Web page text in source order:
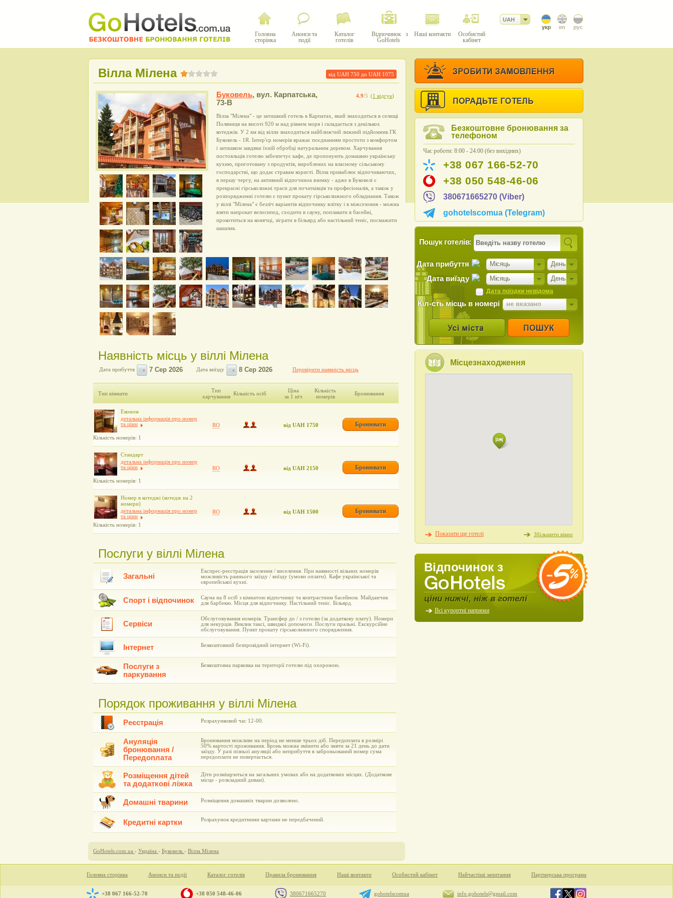
Головна
сторінка
Анонси та
події
Каталог
готелів
Відпочинок з
GoHotels
Наші контакти
Особистий
кабінет
UAH
від UAH750 до UAH 1075
Вілла Мілена
4.9/5 (1 відгук)
Буковель, вул. Карпатська,
73-В
Вілла "Мілена" - це затишний готель в Карпатах, який знаходиться в селищі
Поляниця на висоті 920 м над рівнем моря і складається з декількох
котеджів. У 2 км від вілли знаходиться найближчий лижний підйомник ГК
Буковель - 1R. Інтер'єр номерів вражає поєднанням простоти з комфортом
і затишком завдяки їхній обробці натуральним деревом. Харчування
постояльців готелю забезпечує кафе, де пропонують домашню українську
кухню, приготовану з продуктів, вироблених на власному сільському
господарстві, що додає стравам користі. Вілла приваблює відпочиваючих,
в першу чергу, на активний відпочинок взимку - адже в Буковелі є
прекрасні гірськолижні траси для початківців та професіоналів, а також у
розпорядженні готелю є пункт прокату гірськолижного обладнання. Також
у віллі "Мілена" є безліч варіантів відпочинку влітку і в міжсезоння - можна
взяти напрокат велосипед, сходити в сауну, поплавати в басейні,
прокотиться на конячці, зіграти в більярд або настільний теніс, посмажити
шашлик.
Наявність місць у віллі Мілена
Дата прибуття Дата виїзду Перевірити наявність місць
Тип кімнати
Тип
харчування Кількість осіб
Ціна
за 1 ніч
Кількість
номерів
Бронювання
Економ
детальна інформація про номер
та ціни
Кількість номерів: 1
RO від UAH 1750 Бронювати
Стандарт
детальна інформація про номер
та ціни
Кількість номерів: 1
RO від UAH 2150 Бронювати
Номер в котеджі (котедж на 2
номери)
детальна інформація про номер
та ціни
Кількість номерів: 1
RO від UAH 1500 Бронювати
Послуги у віллі Мілена
Загальні
Експрес-реєстрація заселення / виселення. При наявності вільних номерів
можливість раннього заїзду / виїзду (умови оплати). Кафе української та
європейської кухні.
Спорт і відпочинок
Сауна на 8 осіб з кімнатою відпочинку та контрастним басейном. Майданчик
для барбекю. Місця для відпочинку. Настільний теніс. Більярд.
Сервіси
Обслуговування номерів. Трансфер до / з готелю (за додаткову плату). Номери
для некурців. Виклик таксі, швидкої допомоги. Послуги пральні. Екскурсійне
обслуговування. Пункт прокату гірськолижного спорядження.
Інтернет Безкоштовний безпровідний інтернет (Wi-Fi).
Послуги з
паркування
Безкоштовна парковка на території готелю під охороною.
Порядок проживання у віллі Мілена
Реєстрація Розрахунковий час 12-00.
Ануляція
бронювання /
Передоплата
Бронювання можливе на період не менше трьох діб. Передоплата в розмірі
50% вартості проживання. Бронь можна змінити або зняти за 21 день до дати
заїзду. У разі пізньої ануляції або неприбуття в заброньований номер сума
передоплати не повертається.
Розміщення дітей
та додаткові ліжка
Діти розміщуються на загальних умовах або на додаткових місцях. (Додаткове
місце - розкладний диван).
Домашні тварини Розміщення домашніх тварин дозволено.
Кредитні картки Розрахунок кредитними картами не передбачений.
GoHotels.com.ua › Україна › Буковель › Вілла Мілена
Безкоштовне бронювання за
телефоном
Час роботи: 8:00 - 24:00 (без вихідних)
+38 067 166-52-70
+38 050 548-46-06
380671665270 (Viber)
gohotelscomua (Telegram)
Пошук готелів:
Місяць День
Дата прибуття
Місяць День
Дата виїзду
Дата поїздки невідома
Кіл-сть місць в номері не вказано
Місцезнаходження
Показати ще готелі Збільшити вікно
Відпочинок з
ціни нижчі, ніж в готелі
Всі курортні напрями
Головна сторінка Анонси та події Каталог готелів Правила бронювання Наші контакти Особистий кабінет Найчастіші запитання Партнерська програма
+38 067 166-52-70 +38 050 548-46-06 380671665270 gohotelscomua info.gohotels@gmail.com